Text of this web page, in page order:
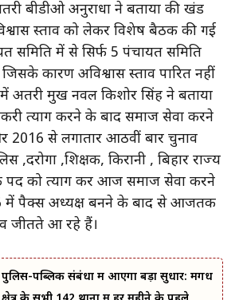
बीडीओ अनुराधा ने बताया की प्रखंड
प्रस्ताव को लेकर विशेष बैठक की गई
समिति में से सिर्फ 5 पंचायत समिति
कारण अविश्वास प्रस्ताव पारित नहीं
प्रमुख नवल किशोर सिंह ने बताया
त्याग करने के बाद समाज सेवा करने
से लगातार आठवीं बार चुनाव
,दरोगा ,शिक्षक, किरानी , बिहार राज्य
पद को त्याग कर आज समाज सेवा करने
में पैक्स अध्यक्ष बनने के बाद से आजतक
जीतते आ रहे हैं।
पुलिस-पब्लिक संबंधों में आएगा बड़ा सुधार: मगध